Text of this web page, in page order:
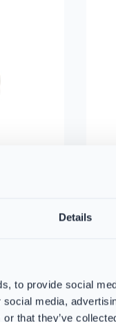
Details
to provide social
media,
that they’ve
mit
Die